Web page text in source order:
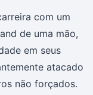
com um
de uma mão,
em seus
atacado
não forçados.